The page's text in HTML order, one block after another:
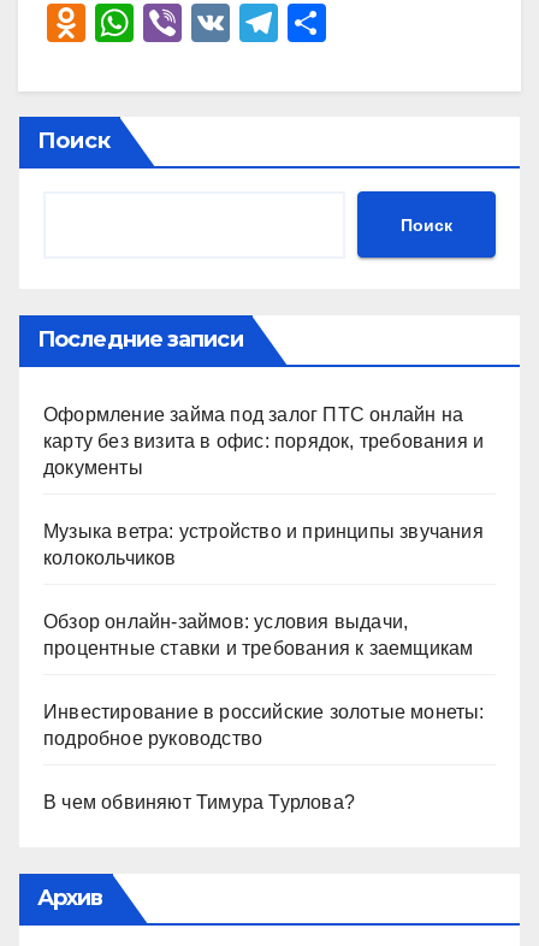
O
n
o
kl
ki
W
at
s
A
Vi
er
V
T
e
a
р
в
ть
Поиск
Поиск
Последние записи
Оформление займа под залог ПТС онлайн на
карту без визита в офис: порядок, требования и
документы
Музыка ветра: устройство и принципы звучания
колокольчиков
Обзор онлайн-займов: условия выдачи,
процентные ставки и требования к заемщикам
Инвестирование в российские золотые монеты:
подробное руководство
В чем обвиняют Тимура Турлова?
Архив